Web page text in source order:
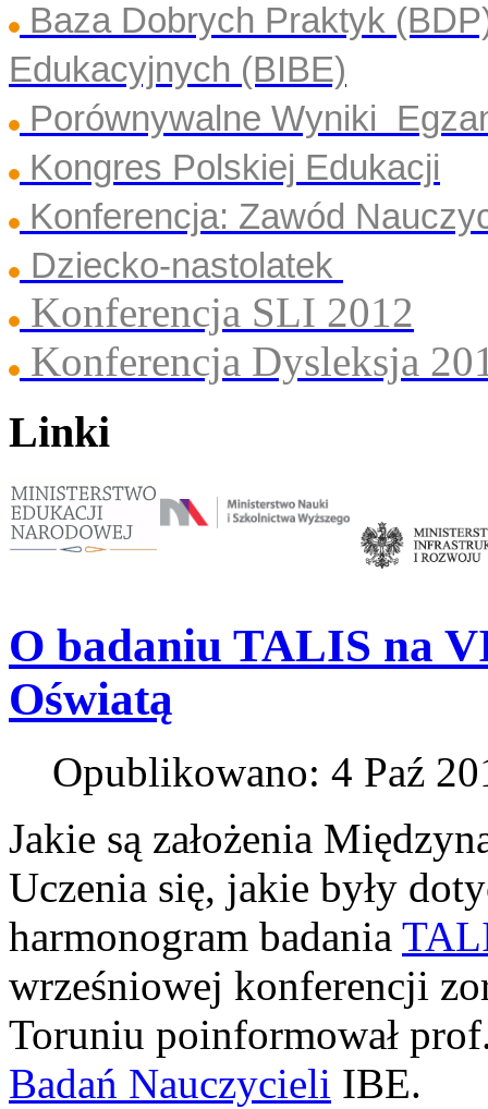
Baza Dobrych Praktyk
Edukacyjnych (BIBE)
Porównywalne Wyniki
Kongres Polskiej Edukacji
Konferencja: Zawód
Dziecko-nastolatek
Konferencja SLI 2012
Konferencja Dysleksja
Linki
O badaniu TALIS na
Oświatą
Opublikowano: 4 Paź
Jakie są założenia
Uczenia się, jakie były
harmonogram badania
wrześniowej konferencji
Toruniu poinformował
Badań Nauczycieli IBE.